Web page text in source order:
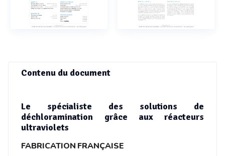
Contenu du document
Le spécialiste des solutions de
déchloramination grâce aux réacteurs
ultraviolets
FABRICATION FRANÇAISE